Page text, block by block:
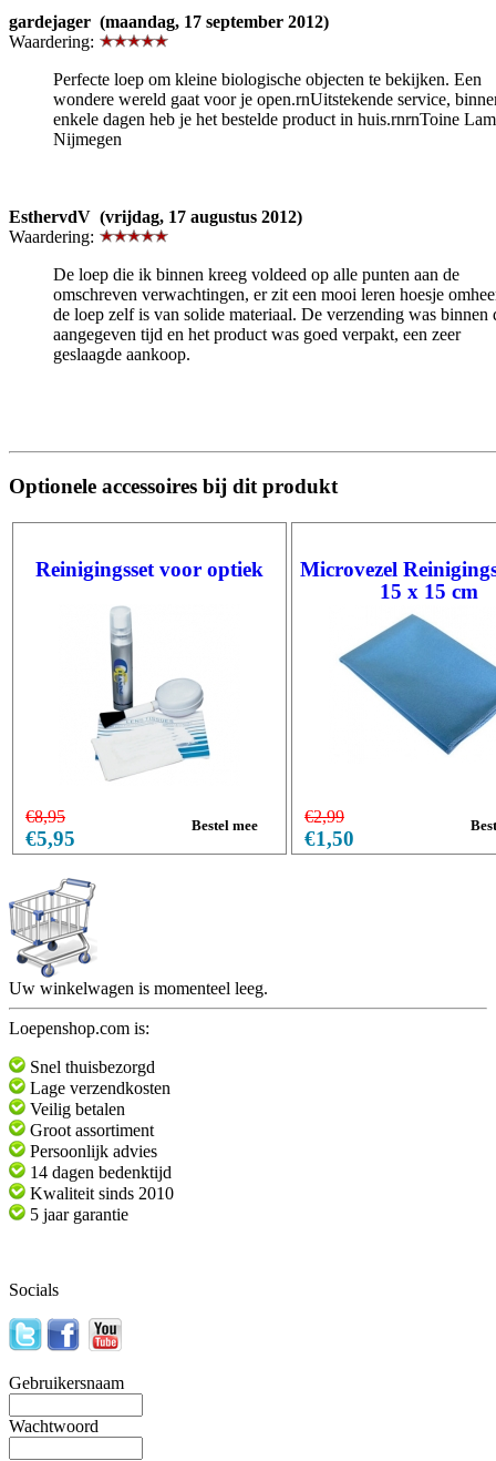
gardejager (maandag, 17 september 2012)
Waardering:
Perfecte loep om kleine biologische objecten te bekijken. Een
wondere wereld gaat voor je open.rnUitstekende service,
enkele dagen heb je het bestelde product in huis.rnrnToine
Nijmegen
EsthervdV (vrijdag, 17 augustus 2012)
Waardering:
De loep die ik binnen kreeg voldeed op alle punten aan de
omschreven verwachtingen, er zit een mooi leren hoesje
de loep zelf is van solide materiaal. De verzending was binnen
aangegeven tijd en het product was goed verpakt, een zeer
geslaagde aankoop.
Optionele accessoires bij dit produkt
Reinigingsset voor optiek
€8,95
€5,95
Microvezel
15 x 15 cm
€2,99
€1,50
Uw winkelwagen is momenteel leeg.
Loepenshop.com is:
Snel thuisbezorgd
Lage verzendkosten
Veilig betalen
Groot assortiment
Persoonlijk advies
14 dagen bedenktijd
Kwaliteit sinds 2010
5 jaar garantie
Socials
Gebruikersnaam
Wachtwoord